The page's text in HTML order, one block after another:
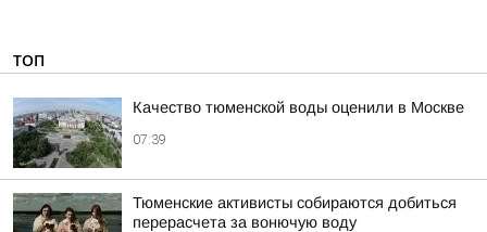
ТОП
Качество тюменской воды оценили в Москве
07:39
Тюменские активисты собираются добиться
перерасчета за вонючую воду